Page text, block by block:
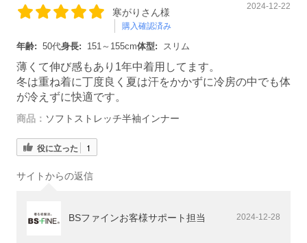
寒がりさん様
購入確認済み
2024-12-22
年齢: 50代身長: 151～155cm体型: スリム
薄くて伸び感もあり1年中着用してます。
冬は重ね着に丁度良く夏は汗をかかずに冷房の中でも体
が冷えずに快適です。
商品： ソフトストレッチ半袖インナー
役に立った 1
サイトからの返信
BSファインお客様サポート担当 2024-12-28